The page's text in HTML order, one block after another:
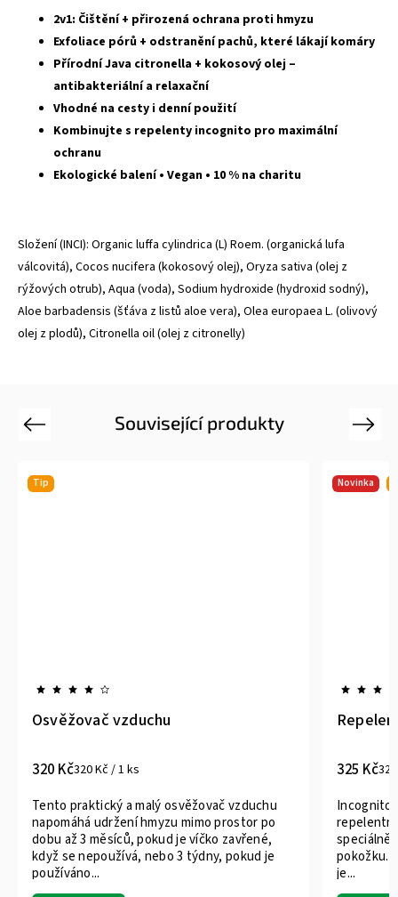
2v1: Čištění + přirozená ochrana proti hmyzu
Exfoliace pórů + odstranění pachů, které lákají komáry
Přírodní Java citronella + kokosový olej –
antibakteriální a relaxační
Vhodné na cesty i denní použití
Kombinujte s repelenty incognito pro maximální
ochranu
Ekologické balení • Vegan • 10 % na charitu
Složení (INCI): Organic luffa cylindrica (L) Roem. (organická lufa
válcovitá), Cocos nucifera (kokosový olej), Oryza sativa (olej z
rýžových otrub), Aqua (voda), Sodium hydroxide (hydroxid sodný),
Aloe barbadensis (šťáva z listů aloe vera), Olea europaea L. (olivový
olej z plodů), Citronella oil (olej z citronelly)
Související produkty
Previous
Tip
Osvěžovač vzduchu
320 Kč320 Kč / 1 ks
Tento praktický a malý osvěžovač vzduchu
napomáhá udržení hmyzu mimo prostor po
dobu až 3 měsíců, pokud je víčko zavřené,
když se nepoužívá, nebo 3 týdny, pokud je
používáno...
Novinka
325 Kč
speciálně
pokožku.
je...
Next